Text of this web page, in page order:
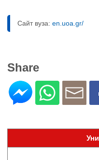
Сайт вуза: en.uoa.gr/
Share